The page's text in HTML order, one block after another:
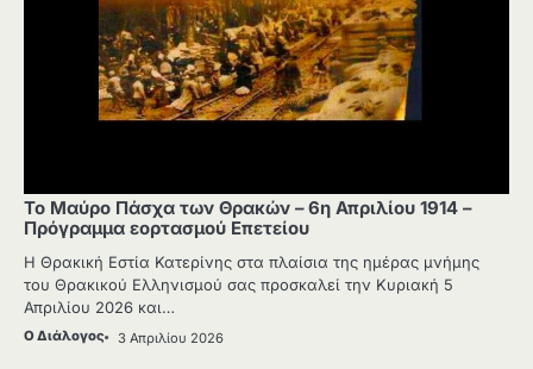
Το Μαύρο Πάσχα των Θρακών – 6η Απριλίου 1914 –
Πρόγραμμα εορτασμού Επετείου
Η Θρακική Εστία Κατερίνης στα πλαίσια της ημέρας μνήμης
του Θρακικού Ελληνισμού σας προσκαλεί την Κυριακή 5
Απριλίου 2026 και…
Ο Διάλογος 3 Απριλίου 2026